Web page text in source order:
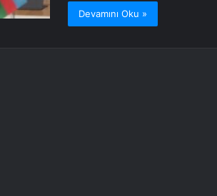
Devamını Oku »